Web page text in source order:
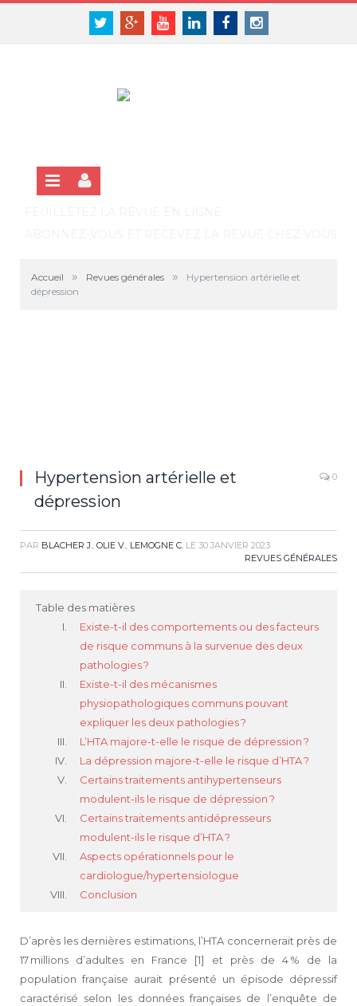
Panneau de gestion des cookies
TwitterGoogle+YoutubeLinkedinFacebookInstagram
SE CONNECTER
Accueil » Revues générales »
Hypertension artérielle et
dépression
Hypertension artérielle et
dépression
0
PAR BLACHER J., OLIE V., LEMOGNE C. LE 30 JANVIER 2023
REVUES GÉNÉRALES
Table des matières
Existe-t-il des comportements ou des facteurs
de risque communs à la survenue des deux
pathologies ?
Existe-t-il des mécanismes
physiopathologiques communs pouvant
expliquer les deux pathologies ?
L’HTA majore-t-elle le risque de dépression ?
La dépression majore-t-elle le risque d’HTA ?
Certains traitements antihypertenseurs
modulent-ils le risque de dépression ?
Certains traitements antidépresseurs
modulent-ils le risque d’HTA ?
Aspects opérationnels pour le
cardiologue/hypertensiologue
Conclusion
D’après les dernières estimations, l’HTA concernerait près de
17 millions d’adultes en France [1] et près de 4 % de la
population française aurait présenté un épisode dépressif
caractérisé selon les données françaises de l’enquête de